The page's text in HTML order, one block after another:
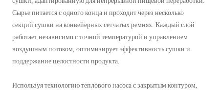
Сырье питается с одного конца и проходит через несколько
секций сушки на конвейерных сетчатых ремнях. Каждый слой
работает независимо с точной температурой и управлением
воздушным потоком, оптимизирует эффективность сушки и
поддержание целостности продукта.
Используя технологию теплового насоса с закрытым контуром,